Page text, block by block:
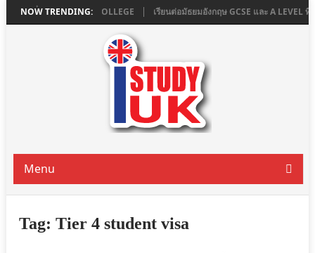
NOW TRENDING:
ที่ ASHBOURNE COLLEGE เรียนต่อมัธยมอังกฤษ GCSE และ A LEVEL ที่
Menu
Tag: Tier 4 student visa